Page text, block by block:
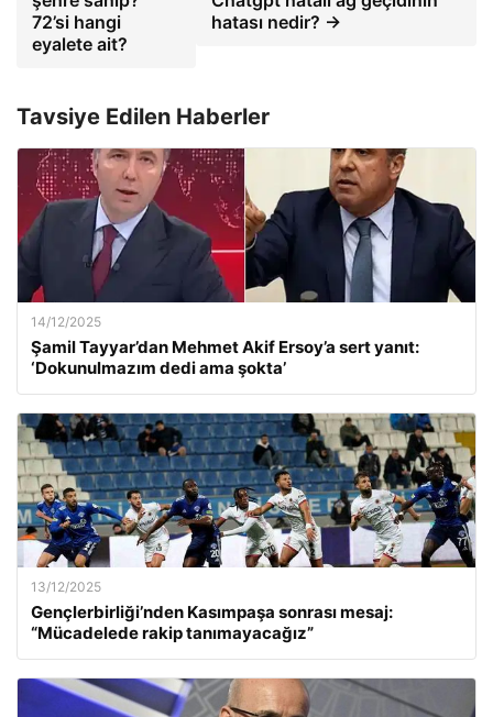
72’si hangi
eyalete ait?
hatası nedir? →
Tavsiye Edilen Haberler
14/12/2025
Şamil Tayyar’dan Mehmet Akif Ersoy’a sert yanıt:
‘Dokunulmazım dedi ama şokta’
13/12/2025
Gençlerbirliği’nden Kasımpaşa sonrası mesaj:
“Mücadelede rakip tanımayacağız”